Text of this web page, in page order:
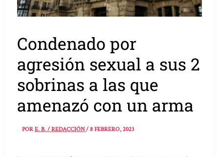
Condenado por
agresión sexual a sus 2
sobrinas a las que
amenazó con un arma
PORE. B. / REDACCIÓN/8 FEBRERO, 2023